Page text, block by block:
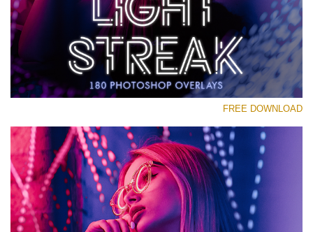
Free Photoshop Overlay #12
Small 800*533px
Light Streak
(180 Overlays)
Large 6000*4000px
Entire Collection
FREE DOWNLOAD